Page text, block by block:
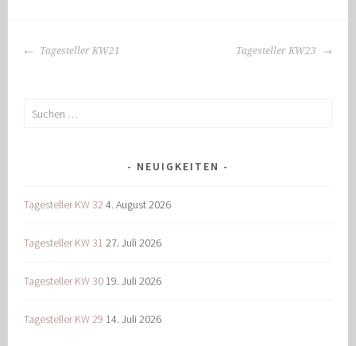
BEITRAGS-
Tagesteller KW21 Tagesteller KW23
Suchen
NEUIGKEITEN
Tagesteller KW 324. August 2026
Tagesteller KW 31 27. Juli 2026
Tagesteller KW 30 19. Juli 2026
Tagesteller KW 29 14. Juli 2026